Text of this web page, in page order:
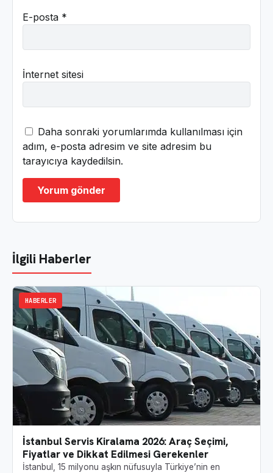
E-posta *
İnternet sitesi
Daha sonraki yorumlarımda kullanılması için
adım, e-posta adresim ve site adresim bu
tarayıcıya kaydedilsin.
İlgili Haberler
HABERLER
İstanbul Servis Kiralama 2026: Araç Seçimi,
Fiyatlar ve Dikkat Edilmesi Gerekenler
İstanbul, 15 milyonu aşkın nüfusuyla Türkiye’nin en